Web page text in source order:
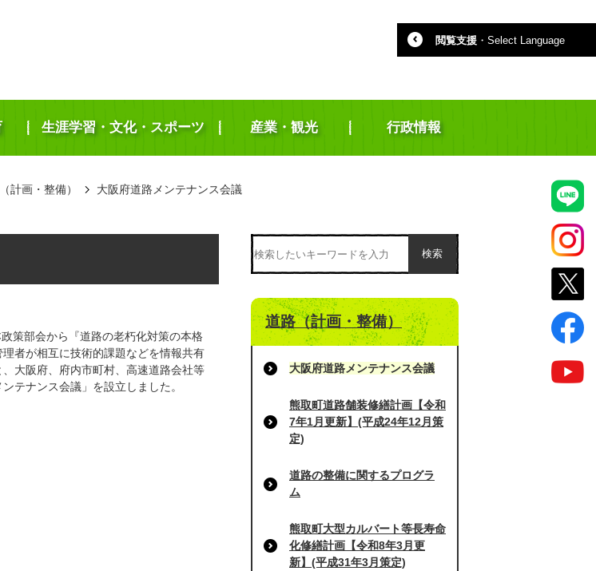
閲覧支援 ・ Select Language
生涯学習・文化・スポーツ 産業・観光 行政情報
計画・整備） 大阪府道路メンテナンス会議
策部会から『道路の老朽化対策の本格
者が相互に技術的課題などを情報共有
大阪府、府内市町村、高速道路会社等
テナンス会議」を設立しました。
検索
道路（計画・整備）
大阪府道路メンテナンス会議
熊取町道路舗装修繕計画【令和
7年1月更新】(平成24年12月策
定)
道路の整備に関するプログラ
ム
熊取町大型カルバート等長寿命
化修繕計画【令和8年3月更
新】(平成31年3月策定)